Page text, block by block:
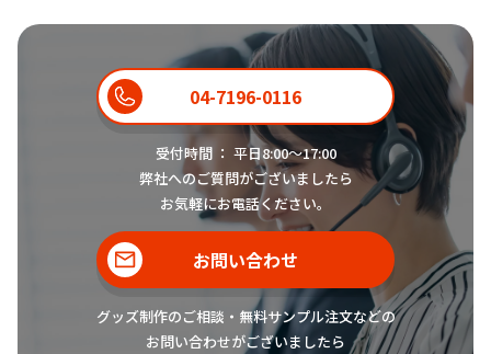
04-7196-0116
受付時間 ： 平日8:00〜17:00
弊社へのご質問がございましたら
お気軽にお電話ください。
お問い合わせ
グッズ制作のご相談・無料サンプル注文などの
お問い合わせがございましたら